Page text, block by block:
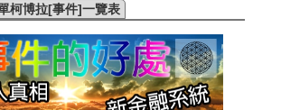
柯博拉[事件]一覽表